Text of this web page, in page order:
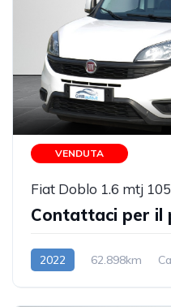
VENDUTA
Contattaci per il
2022 62.898km